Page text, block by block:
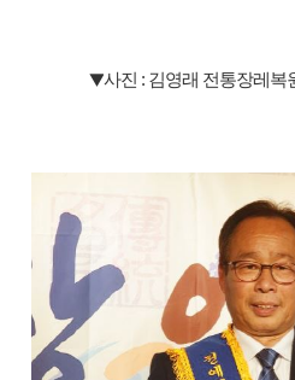
▼사진 : 김영래 전통장레복